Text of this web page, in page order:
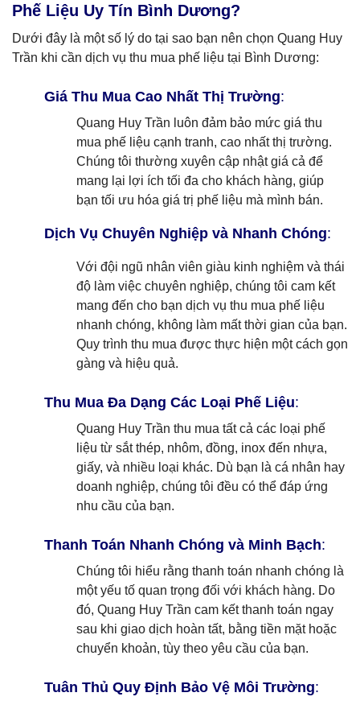
Phế Liệu Uy Tín Bình Dương?
Dưới đây là một số lý do tại sao bạn nên chọn Quang Huy
Trần khi cần dịch vụ thu mua phế liệu tại Bình Dương:
Giá Thu Mua Cao Nhất Thị Trường:
Quang Huy Trần luôn đảm bảo mức giá thu
mua phế liệu cạnh tranh, cao nhất thị trường.
Chúng tôi thường xuyên cập nhật giá cả để
mang lại lợi ích tối đa cho khách hàng, giúp
bạn tối ưu hóa giá trị phế liệu mà mình bán.
Dịch Vụ Chuyên Nghiệp và Nhanh Chóng:
Với đội ngũ nhân viên giàu kinh nghiệm và thái
độ làm việc chuyên nghiệp, chúng tôi cam kết
mang đến cho bạn dịch vụ thu mua phế liệu
nhanh chóng, không làm mất thời gian của bạn.
Quy trình thu mua được thực hiện một cách gọn
gàng và hiệu quả.
Thu Mua Đa Dạng Các Loại Phế Liệu:
Quang Huy Trần thu mua tất cả các loại phế
liệu từ sắt thép, nhôm, đồng, inox đến nhựa,
giấy, và nhiều loại khác. Dù bạn là cá nhân hay
doanh nghiệp, chúng tôi đều có thể đáp ứng
nhu cầu của bạn.
Thanh Toán Nhanh Chóng và Minh Bạch:
Chúng tôi hiểu rằng thanh toán nhanh chóng là
một yếu tố quan trọng đối với khách hàng. Do
đó, Quang Huy Trần cam kết thanh toán ngay
sau khi giao dịch hoàn tất, bằng tiền mặt hoặc
chuyển khoản, tùy theo yêu cầu của bạn.
Tuân Thủ Quy Định Bảo Vệ Môi Trường: